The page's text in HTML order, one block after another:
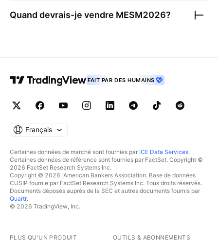
Quand devrais-je vendre MESM2026?
FAIT PAR DES HUMAINS
Français
Certaines données de marché sont fournies par ICE Data Services.
Certaines données de référence sont fournies par FactSet. Copyright ©
2026 FactSet Research Systems Inc.
Copyright © 2026, American Bankers Association. Base de données
CUSIP fournie par FactSet Research Systems Inc. Tous droits réservés.
Documents déposés auprès de la SEC et autres documents fournis par
Quartr.
© 2026 TradingView, Inc.
PLUS QU'UN PRODUIT OUTILS & ABONNEMENTS